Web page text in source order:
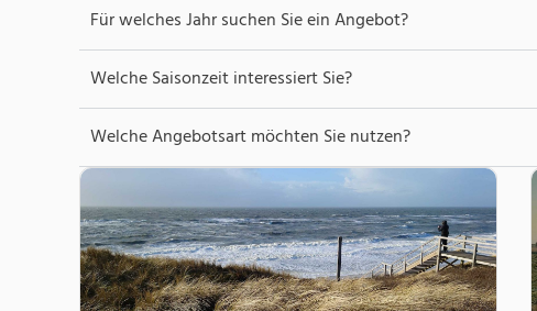
Für welches Jahr suchen Sie ein Angebot?
Welche Saisonzeit interessiert Sie?
Welche Angebotsart möchten Sie nutzen?